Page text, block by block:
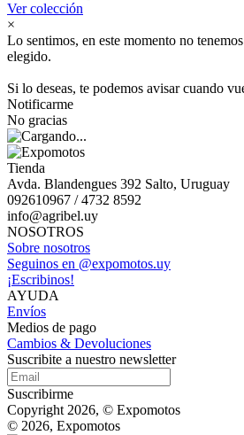
Ver colección
×
Lo sentimos, en este momento no
elegido.
Si lo deseas, te podemos avisar cuando
Notificarme
No gracias
Tienda
Avda. Blandengues 392 Salto, Uruguay
092610967 / 4732 8592
info@agribel.uy
NOSOTROS
Sobre nosotros
Seguinos en @expomotos.uy
¡Escribinos!
AYUDA
Envíos
Medios de pago
Cambios & Devoluciones
Suscribite a nuestro newsletter
Suscribirme
Copyright 2026, © Expomotos
© 2026, Expomotos